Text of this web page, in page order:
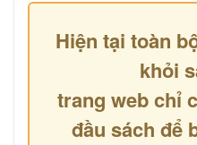
Hiện tại toàn
khỏi
trang web chỉ
đầu sách để